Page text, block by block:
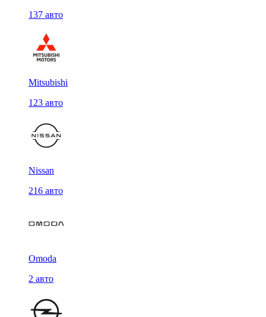
137 авто
Mitsubishi
123 авто
Nissan
216 авто
Omoda
2 авто